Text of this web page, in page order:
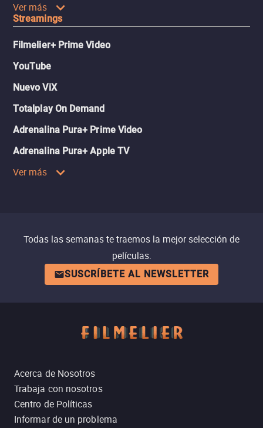
Ver más
Streamings
Filmelier+ Prime Video
YouTube
Nuevo ViX
Totalplay On Demand
Adrenalina Pura+ Prime Video
Adrenalina Pura+ Apple TV
Ver más
Todas las semanas te traemos la mejor selección de
películas.
SUSCRÍBETE AL NEWSLETTER
Acerca de Nosotros
Trabaja con nosotros
Centro de Políticas
Informar de un problema